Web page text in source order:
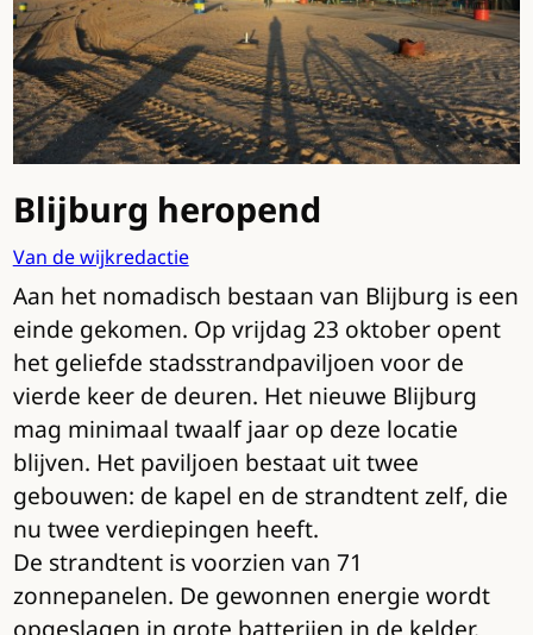
Blijburg heropend
Van de wijkredactie
Aan het nomadisch bestaan van Blijburg is een
einde gekomen. Op vrijdag 23 oktober opent
het geliefde stadsstrandpaviljoen voor de
vierde keer de deuren. Het nieuwe Blijburg
mag minimaal twaalf jaar op deze locatie
blijven. Het paviljoen bestaat uit twee
gebouwen: de kapel en de strandtent zelf, die
nu twee verdiepingen heeft.
De strandtent is voorzien van 71
zonnepanelen. De gewonnen energie wordt